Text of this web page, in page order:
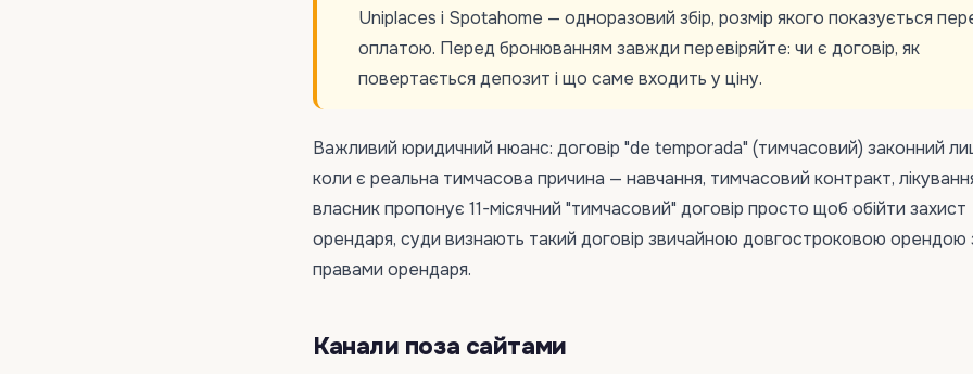
Uniplaces і Spotahome — одноразовий збір, розмір якого показується
оплатою. Перед бронюванням завжди перевіряйте: чи є договір, як
повертається депозит і що саме входить у ціну.
Важливий юридичний нюанс: договір "de temporada" (тимчасовий) законний
коли є реальна тимчасова причина — навчання, тимчасовий контракт,
власник пропонує 11-місячний "тимчасовий" договір просто щоб обійти захист
орендаря, суди визнають такий договір звичайною довгостроковою орендою
правами орендаря.
Канали поза сайтами